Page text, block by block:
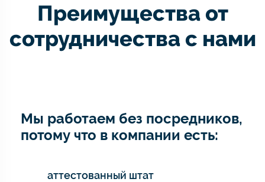
Преимущества от
сотрудничества с нами
Мы работаем без посредников,
потому что в компании есть:
аттестованный штат